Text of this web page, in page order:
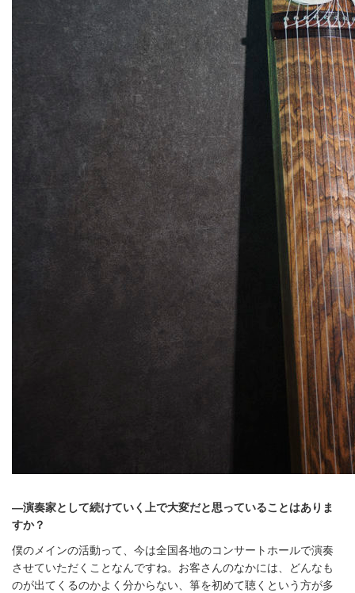
―演奏家として続けていく上で大変だと思っていることはありま
すか？
僕のメインの活動って、今は全国各地のコンサートホールで演奏
させていただくことなんですね。お客さんのなかには、どんなも
のが出てくるのかよく分からない、箏を初めて聴くという方が多